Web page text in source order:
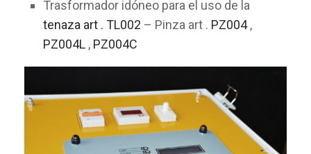
Trasformador idóneo para el uso de la
tenaza art . TL002 – Pinza art . PZ004,
PZ004L , PZ004C